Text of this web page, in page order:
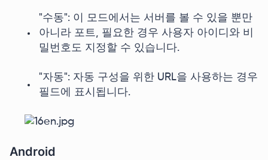
"수동": 이 모드에서는 서버를 볼 수 있을 뿐만
아니라 포트, 필요한 경우 사용자 아이디와 비
밀번호도 지정할 수 있습니다.
"자동": 자동 구성을 위한 URL을 사용하는 경우
필드에 표시됩니다.
Android